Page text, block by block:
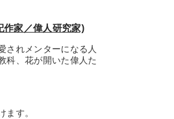
作家／偉人研究家)
されメンターになる人
科、花が開いた偉人た
す。